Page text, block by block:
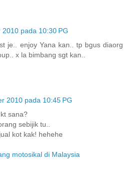
2010 pada 10:30 PG
je.. enjoy Yana kan.. tp bgus diaorg
x la bimbang sgt kan..
2010 pada 10:45 PG
sana?
sebijik tu..
kot kak! hehehe
motosikal di Malaysia